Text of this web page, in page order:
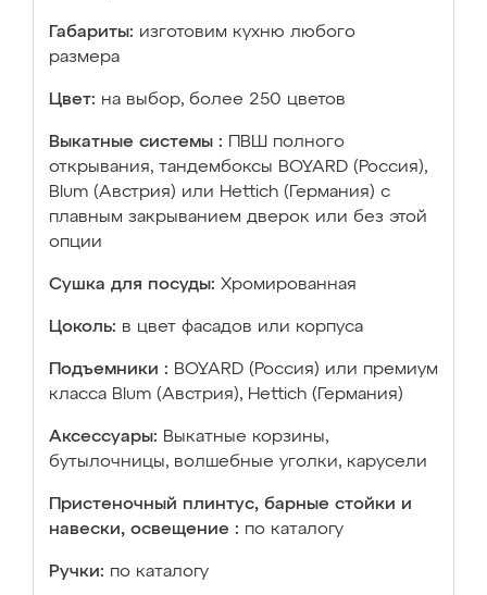
Габариты: изготовим кухню любого
размера
Цвет: на выбор, более 250 цветов
Выкатные системы :
ПВШ полного
открывания, тандембоксы BOYARD (Россия),
Blum (Австрия) или Hettich (Германия) с
плавным закрыванием дверок или без этой
опции
Сушка для посуды: Хромированная
Цоколь: в цвет фасадов или корпуса
Подъемники : BOYARD (Россия) или премиум
класса Blum (Австрия), Hettich (Германия)
Аксессуары: Выкатные корзины,
бутылочницы, волшебные уголки, карусели
Пристеночный плинтус, барные стойки и
навески, освещение : по каталогу
Ручки: по каталогу